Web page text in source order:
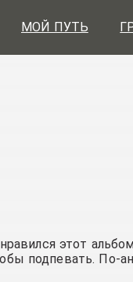
МОЙ ПУТЬ
этот
подпевать.